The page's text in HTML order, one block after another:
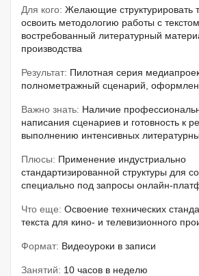
Для кого: Желающие структурировать
освоить методологию работы с
востребованный литературный
производства
Результат: Пилотная серия
полнометражный сценарий,
Важно знать: Наличие
написания сценариев и готовность к
выполнению интенсивных
Плюсы: Применение индустриально
стандартизированной структуры для
специально под запросы онлайн-
Что еще: Освоение технических
текста для кино- и телевизионного
Формат: Видеоуроки в записи
Занятий: 10 часов в неделю